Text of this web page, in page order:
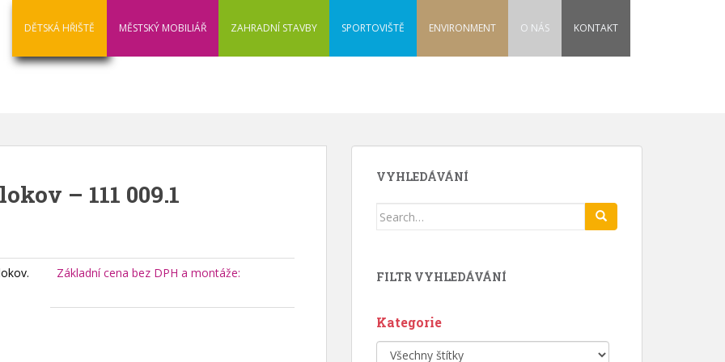
DĚTSKÁ HŘIŠTĚ MĚSTSKÝ MOBILIÁŘ ZAHRADNÍ STAVBY SPORTOVIŠTĚ ENVIRONMENT O NÁS KONTAKT
– 111 009.1
Základní cena bez DPH a montáže:
VYHLEDÁVÁNÍ
Search
FILTR VYHLEDÁVÁNÍ
Kategorie